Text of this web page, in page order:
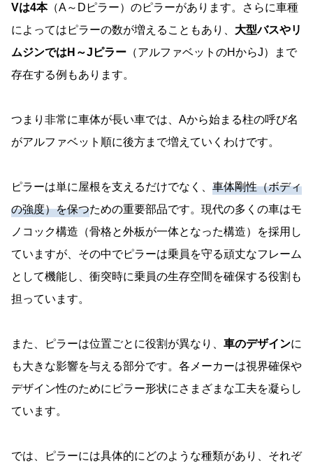
Vは4本（A～Dピラー）のピラーがあります。さらに車種
によってはピラーの数が増えることもあり、 大型バスやリ
ムジンではH～Jピラー （アルファベットのHからJ）まで
存在する例もあります。
つまり非常に車体が長い車では、Aから始まる柱の呼び名
がアルファベット順に後方まで増えていくわけです。
ピラーは単に屋根を支えるだけでなく、 車体剛性（ボディ
の強度）を保つための重要部品です。現代の多くの車はモ
ノコック構造（骨格と外板が一体となった構造）を採用し
ていますが、その中でピラーは乗員を守る頑丈なフレーム
として機能し、衝突時に乗員の生存空間を確保する役割も
担っています。
また、ピラーは位置ごとに役割が異なり、 車のデザインに
も大きな影響を与える部分です。各メーカーは視界確保や
デザイン性のためにピラー形状にさまざまな工夫を凝らし
ています。
では、ピラーには具体的にどのような種類があり、それぞ